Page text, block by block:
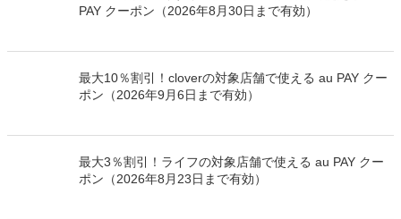
PAY クーポン（2026年8月30日まで有効）
最大10％割引！cloverの対象店舗で使える au PAY クー
ポン（2026年9月6日まで有効）
最大3％割引！ライフの対象店舗で使える au PAY クー
ポン（2026年8月23日まで有効）